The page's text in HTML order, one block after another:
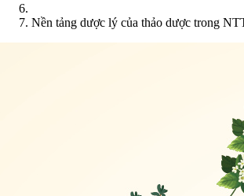
Nền tảng dược lý của thảo dược trong